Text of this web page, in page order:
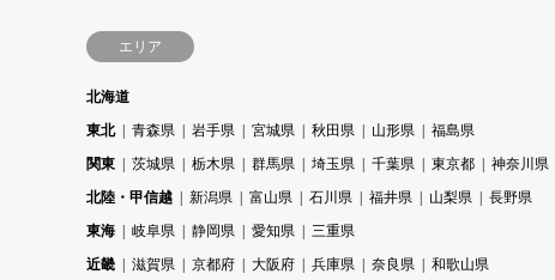
エリア
北海道
東北
青森県 岩手県 宮城県 秋田県 山形県
福島県
関東
茨城県 栃木県 群馬県 埼玉県 千葉県 東京都
神奈川県
北陸・甲信越
新潟県 富山県 石川県 福井県 山梨県
長野県
東海
岐阜県 静岡県 愛知県
三重県
近畿
滋賀県 京都府 大阪府 兵庫県 奈良県 和歌山県